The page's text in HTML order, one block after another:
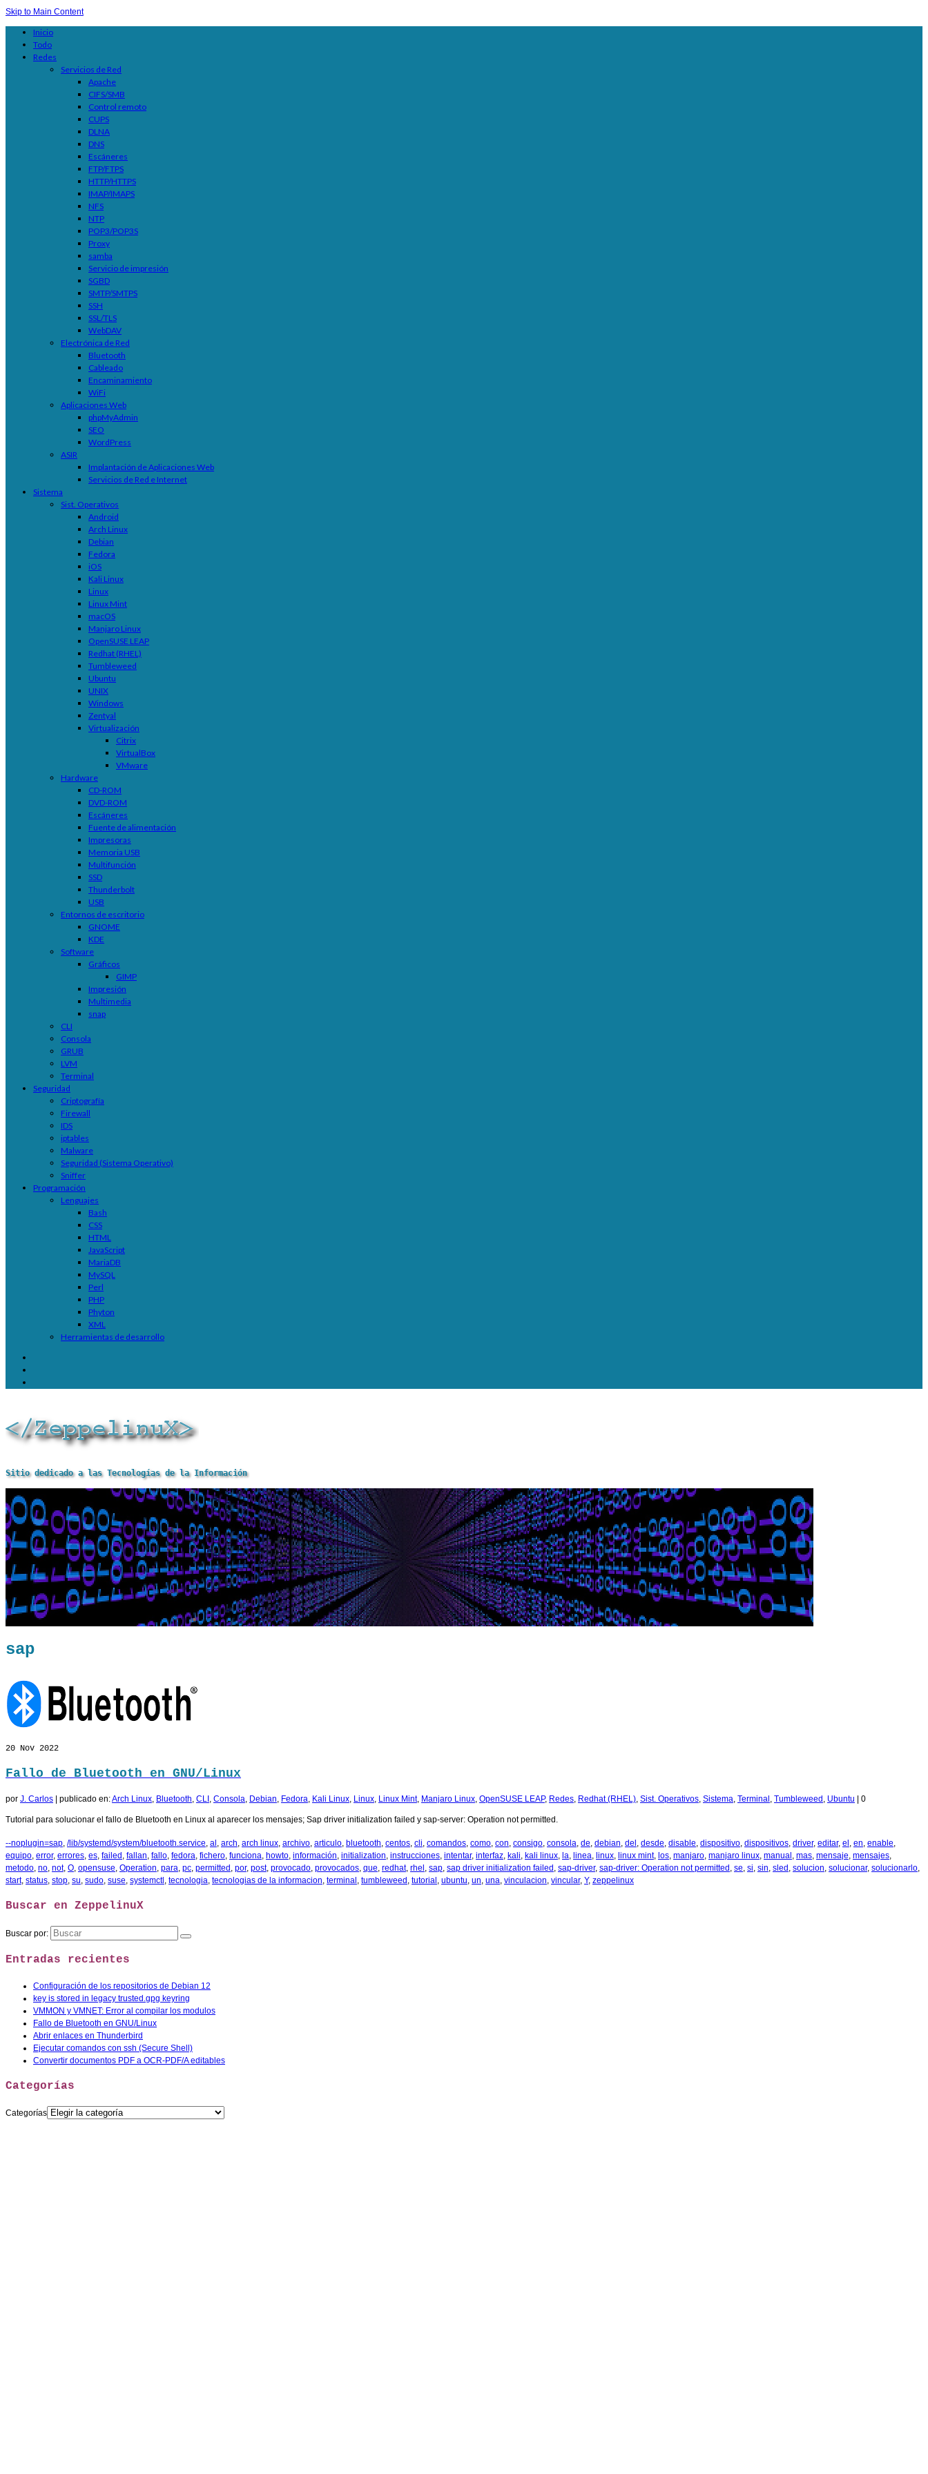
Skip to Main Content
Inicio
Todo
Redes
Servicios de Red
Apache
CIFS/SMB
Control remoto
CUPS
DLNA
DNS
Escáneres
FTP/FTPS
HTTP/HTTPS
IMAP/IMAPS
NFS
NTP
POP3/POP3S
Proxy
samba
Servicio de impresión
SGBD
SMTP/SMTPS
SSH
SSL/TLS
WebDAV
Electrónica de Red
Bluetooth
Cableado
Encaminamiento
WiFi
Aplicaciones Web
phpMyAdmin
SEO
WordPress
ASIR
Implantación de Aplicaciones Web
Servicios de Red e Internet
Sistema
Sist. Operativos
Android
Arch Linux
Debian
Fedora
iOS
Kali Linux
Linux
Linux Mint
macOS
Manjaro Linux
OpenSUSE LEAP
Redhat (RHEL)
Tumbleweed
Ubuntu
UNIX
Windows
Zentyal
Virtualización
Citrix
VirtualBox
VMware
Hardware
CD-ROM
DVD-ROM
Escáneres
Fuente de alimentación
Impresoras
Memoria USB
Multifunción
SSD
Thunderbolt
USB
Entornos de escritorio
GNOME
KDE
Software
Gráficos
GIMP
Impresión
Multimedia
snap
CLI
Consola
GRUB
LVM
Terminal
Seguridad
Criptografía
Firewall
IDS
iptables
Malware
Seguridad (Sistema Operativo)
Sniffer
Programación
Lenguajes
Bash
CSS
HTML
JavaScript
MariaDB
MySQL
Perl
PHP
Phyton
XML
Herramientas de desarrollo
Sitio dedicado a las Tecnologías de la Información
sap
20 Nov 2022
Fallo de Bluetooth en GNU/Linux
por J. Carlos publicado en:Arch Linux, Bluetooth, CLI , Consola, Debian, Fedora, Kali Linux, Linux, Linux Mint, Manjaro Linux, OpenSUSE LEAP, Redes, Redhat (RHEL), Sist. Operativos, Sistema, Terminal , Tumbleweed , Ubuntu 0
Tutorial para solucionar el fallo de Bluetooth en Linux al aparecer los mensajes; Sap driver initialization failed y sap-server: Operation not permitted.
--noplugin=sap, /lib/systemd/system/bluetooth.service, al , arch, arch linux, archivo, articulo, bluetooth, centos, cli, comandos, como, con, consigo, consola, de, debian, del , desde, disable, dispositivo, dispositivos, driver, editar, el , en, enable,
equipo, error, errores, es, failed , fallan, fallo, fedora, fichero, funciona, howto, información, initialization, instrucciones, intentar, interfaz, kali, kali linux, la, linea, linux, linux mint, los, manjaro, manjaro linux, manual , mas, mensaje, mensajes,
metodo, no, not, O, opensuse, Operation, para, pc, permitted , por, post, provocado, provocados, que, redhat, rhel , sap, sap driver initialization failed , sap-driver, sap-driver: Operation not permitted , se, si, sin, sled , solucion, solucionar, solucionarlo,
start, status, stop, su, sudo, suse, systemctl , tecnologia, tecnologias de la informacion, terminal , tumbleweed , tutorial , ubuntu, un, una, vinculacion, vincular, Y, zeppelinux
Buscar en ZeppelinuX
Buscar por:
Entradas recientes
Configuración de los repositorios de Debian 12
key is stored in legacy trusted.gpg keyring
VMMON y VMNET: Error al compilar los modulos
Fallo de Bluetooth en GNU/Linux
Abrir enlaces en Thunderbird
Ejecutar comandos con ssh (Secure Shell)
Convertir documentos PDF a OCR-PDF/A editables
Categorías
Categorías